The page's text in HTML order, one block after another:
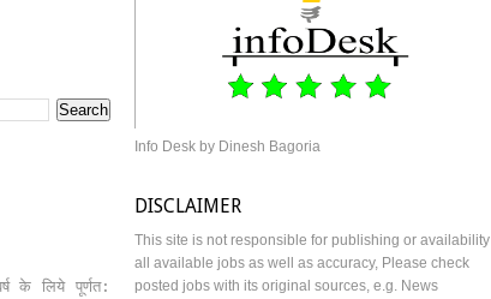
के लिये पूर्णत:
Info Desk by Dinesh Bagoria
DISCLAIMER
This site is not responsible for publishing or availability
all available jobs as well as accuracy, Please check
posted jobs with its original sources, e.g. News